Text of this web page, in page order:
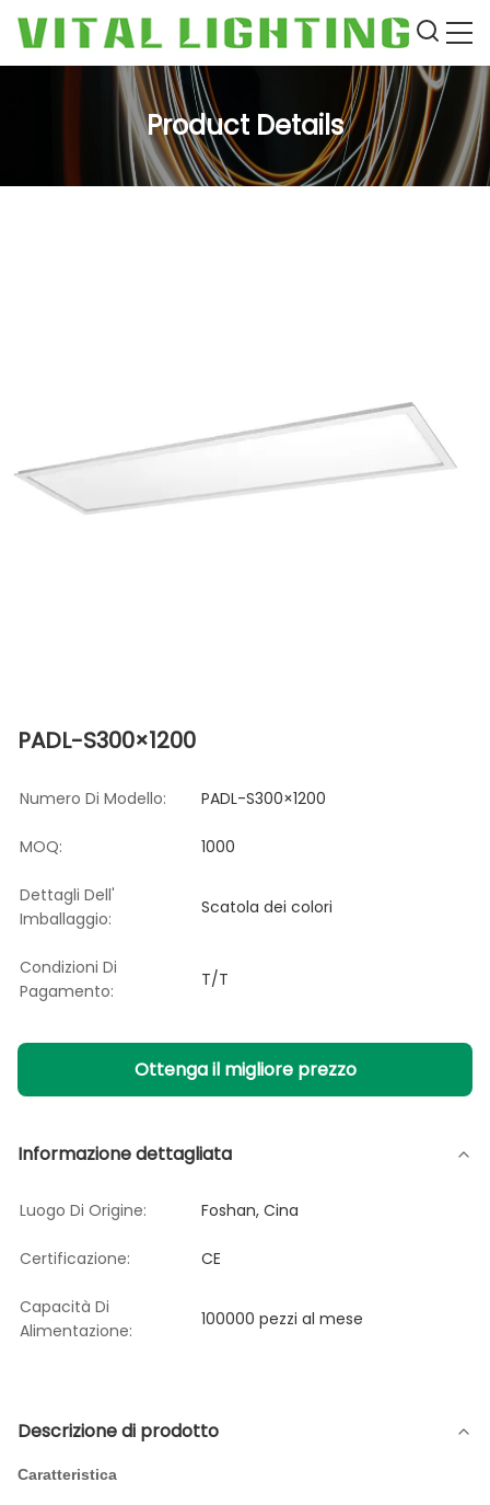
Product Details
PADL-S300×1200
Numero Di Modello: PADL-S300×1200
MOQ: 1000
Dettagli Dell'
Imballaggio:
Scatola dei colori
Condizioni Di
Pagamento:
T/T
Ottenga il migliore prezzo
Informazione dettagliata
Luogo Di Origine: Foshan, Cina
Certificazione: CE
Capacità Di
Alimentazione:
100000 pezzi al mese
Descrizione di prodotto
Caratteristica